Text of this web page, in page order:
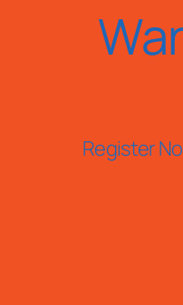
Register